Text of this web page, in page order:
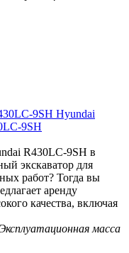
9SH
R430LC-9SH в
экскаватор для
работ? Тогда вы
аренду
качества, включая
масса